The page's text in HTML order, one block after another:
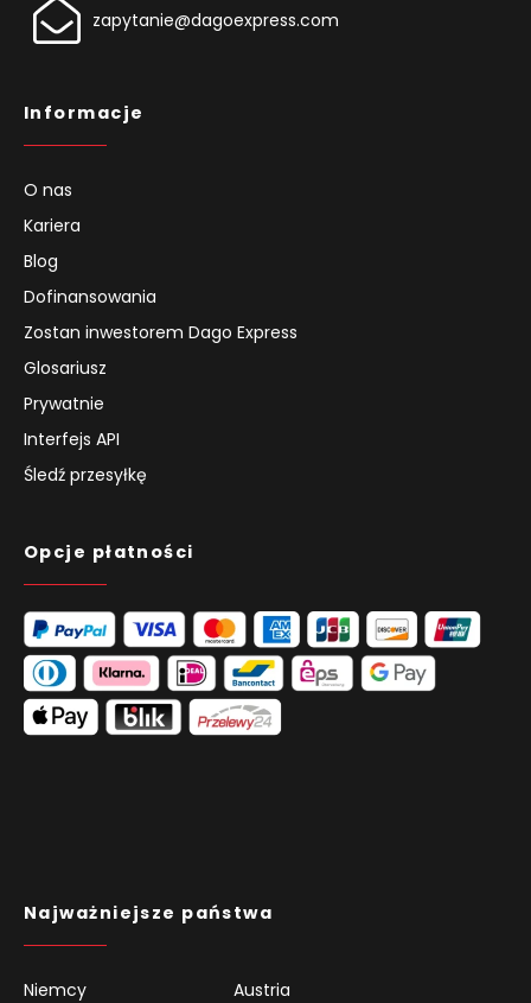
zapytanie@dagoexpress.com
Informacje
O nas
Kariera
Blog
Dofinansowania
Zostan inwestorem Dago Express
Glosariusz
Prywatnie
Interfejs API
Śledź przesyłkę
Opcje płatności
Najważniejsze państwa
Niemcy
Austria